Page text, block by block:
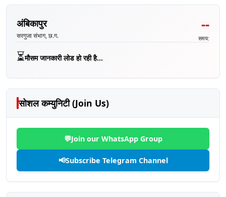
अंबिकापुर
सरगुजा संभाग, छ.ग.
--
समय:
⏳मौसम जानकारी लोड हो रही है...
सोशल कम्युनिटी (Join Us)
💬Join our WhatsApp Group
📢Subscribe Telegram Channel